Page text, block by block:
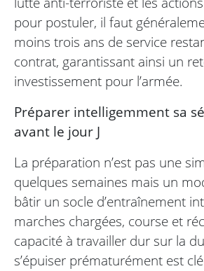
pour postuler, il faut
moins trois ans de service
contrat, garantissant ainsi un
investissement pour l’armée.
Préparer intelligemment sa
avant le jour J
La préparation n’est pas une
quelques semaines mais un
bâtir un socle d’entraînement
marches chargées, course et
capacité à travailler dur sur la
s’épuiser prématurément est